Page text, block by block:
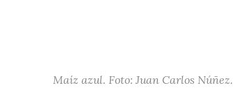
Maíz azul. Foto: Juan Carlos Núñez.